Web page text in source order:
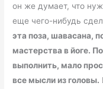
он же думает, что
еще чего-нибудь
эта поза, шавасана,
мастерства в йоге.
выполнить, мало
все мысли из головы.